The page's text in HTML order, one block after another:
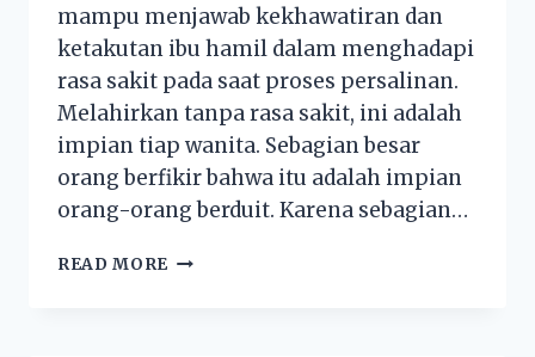
mampu menjawab kekhawatiran dan
ketakutan ibu hamil dalam menghadapi
rasa sakit pada saat proses persalinan.
Melahirkan tanpa rasa sakit, ini adalah
impian tiap wanita. Sebagian besar
orang berfikir bahwa itu adalah impian
orang-orang berduit. Karena sebagian…
READ MORE